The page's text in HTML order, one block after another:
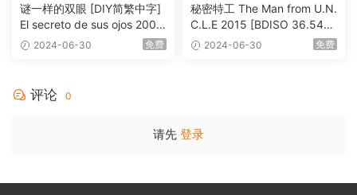
谜一样的双眼 [DIY简繁中字]
El secreto de sus ojos 2009
1080p Blu-ray AVC DTS-HD
2024-06-30 免费
秘密特工 The Man from U.N.
C.L.E 2015 [BDISO 36.54G
B] 2024-06-30 免费
评论 0
请先 登录